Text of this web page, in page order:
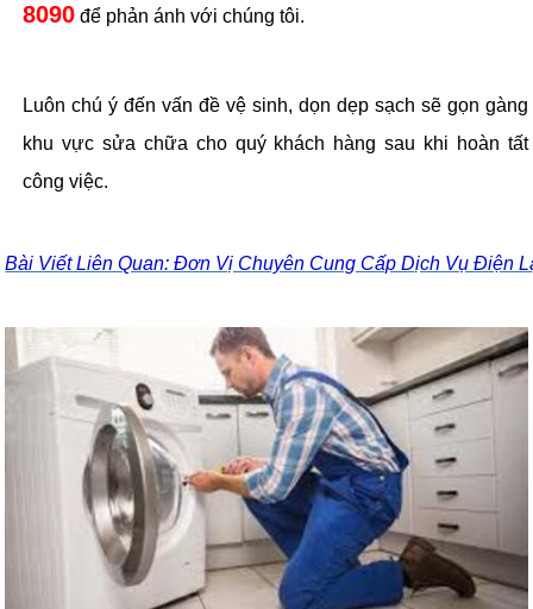
8090 để phản ánh với chúng tôi.
Luôn chú ý đến vấn đề vệ sinh, dọn dẹp sạch sẽ gọn gàng
khu vực sửa chữa cho quý khách hàng sau khi hoàn tất
công việc.
Bài Viết Liên Quan: Đơn Vị Chuyên Cung Cấp Dịch Vụ Điện